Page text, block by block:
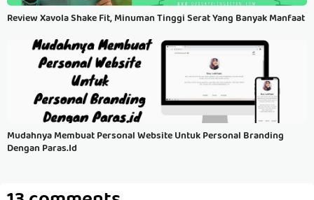
Review Xavola Shake Fit, Minuman Tinggi Serat Yang Banyak Manfaat
Mudahnya Membuat Personal Website Untuk Personal Branding
Dengan Paras.id